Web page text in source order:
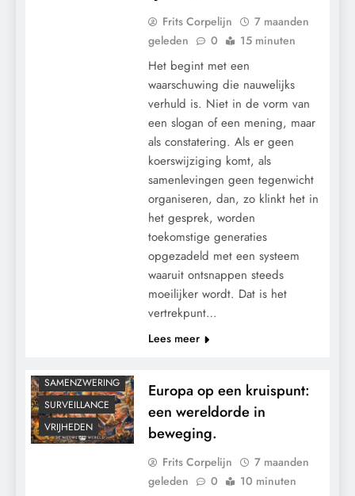
Frits Corpelijn
7 maanden
geleden
0 15 minuten
Het begint met een
waarschuwing die nauwelijks
verhuld is. Niet in de vorm van
een slogan of een mening, maar
als constatering. Als er geen
koerswijziging komt, als
samenlevingen geen tegenwicht
organiseren, dan, zo klinkt het in
het gesprek, worden
toekomstige generaties
opgezadeld met een systeem
waaruit ontsnappen steeds
moeilijker wordt. Dat is het
vertrekpunt…
Lees meer
SAMENZWERING
SURVEILLANCE
VRIJHEDEN
Europa op een kruispunt:
een wereldorde in
beweging.
Frits Corpelijn
7 maanden
geleden
0 10 minuten